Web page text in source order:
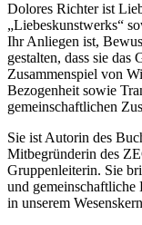
Dolores Richter ist
„Liebeskunstwerks“
Ihr Anliegen ist,
gestalten, dass sie das
Zusammenspiel von
Bezogenheit sowie
gemeinschaftlichen
Sie ist Autorin des
Mitbegründerin des
Gruppenleiterin. Sie
und gemeinschaftliche
in unserem